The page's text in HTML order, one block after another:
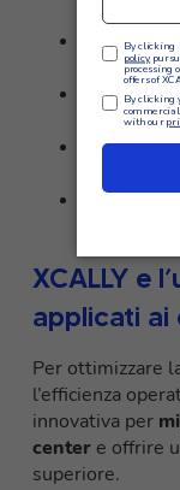
previsioni
Scegliere
allo scopo
Validare
messa in
Integrare
XCALLY e
applicati
Per ottimizzare
l’efficienza
innovativa per
center e offrire
superiore.